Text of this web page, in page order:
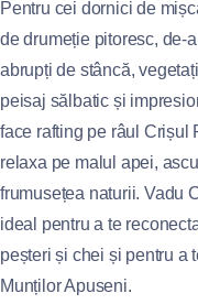
Pentru cei dornici de
de drumeție pitoresc, de-
abrupți de stâncă,
peisaj sălbatic și
face rafting pe râul Crișul
relaxa pe malul apei,
frumusețea naturii. Vadu
ideal pentru a te
peșteri și chei și pentru a
Munților Apuseni.